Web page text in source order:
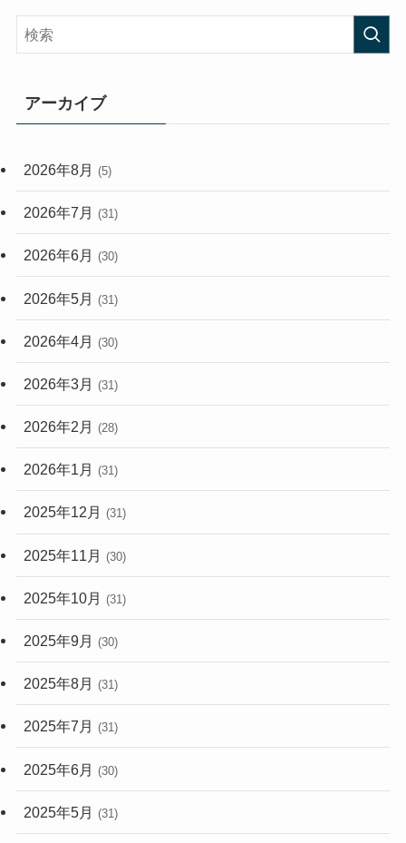
(33)
(248)
アーカイブ
2026年8月 (5)
2026年7月 (31)
2026年6月 (30)
2026年5月 (31)
2026年4月 (30)
2026年3月 (31)
2026年2月 (28)
2026年1月 (31)
2025年12月 (31)
2025年11月 (30)
2025年10月 (31)
2025年9月 (30)
2025年8月 (31)
2025年7月 (31)
2025年6月 (30)
2025年5月 (31)